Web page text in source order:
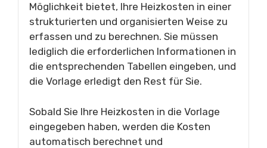
Möglichkeit bietet, Ihre Heizkosten in einer
strukturierten und organisierten Weise zu
erfassen und zu berechnen. Sie müssen
lediglich die erforderlichen Informationen in
die entsprechenden Tabellen eingeben, und
die Vorlage erledigt den Rest für Sie.
Sobald Sie Ihre Heizkosten in die Vorlage
eingegeben haben, werden die Kosten
automatisch berechnet und